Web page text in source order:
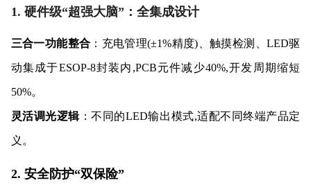
1. 硬件级“超强大脑”：全集成设计
三合一功能整合 ：充电管理(±1%精度)、触摸检测、LED驱
动集成于ESOP-8封装内,PCB元件减少40%,开发周期缩短
50%。
灵活调光逻辑：不同的LED输出模式,适配不同终端产品定
义。
2. 安全防护“双保险”